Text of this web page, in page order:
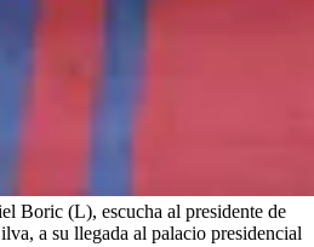
Boric (L), escucha al presidente de
a su llegada al palacio presidencial